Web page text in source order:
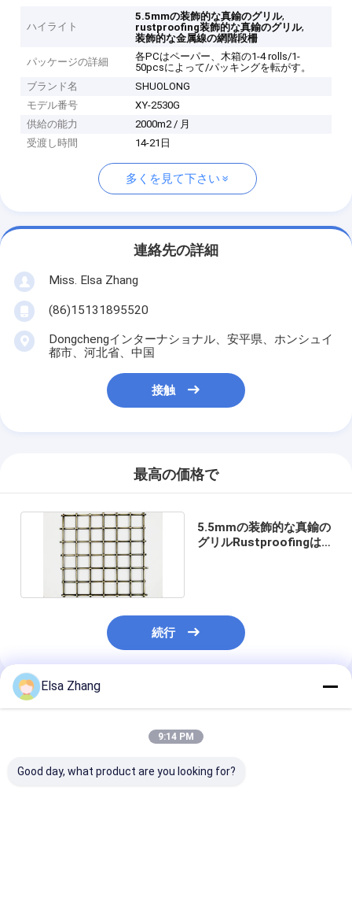
ハイライト
5.5mmの装飾的な真鍮のグリル,
rustproofing装飾的な真鍮のグリル,
装飾的な金属線の網階段柵
パッケージの詳細
各PCはペーパー、木箱の1-4 rolls/1-
50pcsによって/パッキングを転がす。
ブランド名
SHUOLONG
モデル番号
XY-2530G
供給の能力
2000m2 / 月
受渡し時間
14-21日
多くを見て下さい
連絡先の詳細
Miss. Elsa Zhang
(86)15131895520
Dongchengインターナショナル、安平県、ホンシュイ
都市、河北省、中国
接触
最高の価格で
5.5mmの装飾的な真鍮の
グリルRustproofingは
続行
推薦されたプロダクト
Elsa Zhang
9:14 PM
Good day, what product are you looking for?